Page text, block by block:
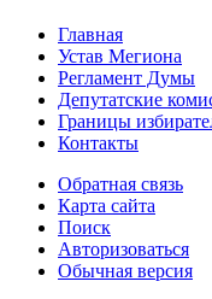
Главная
Устав Мегиона
Регламент Думы
Депутатские
Границы
Контакты
Обратная связь
Карта сайта
Поиск
Авторизоваться
Обычная версия